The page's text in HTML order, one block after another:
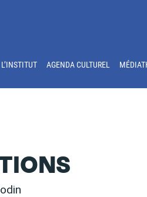
L’INSTITUT AGENDA CULTUREL